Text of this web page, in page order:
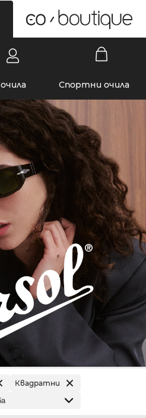
очила Спортни очила
Квадратни